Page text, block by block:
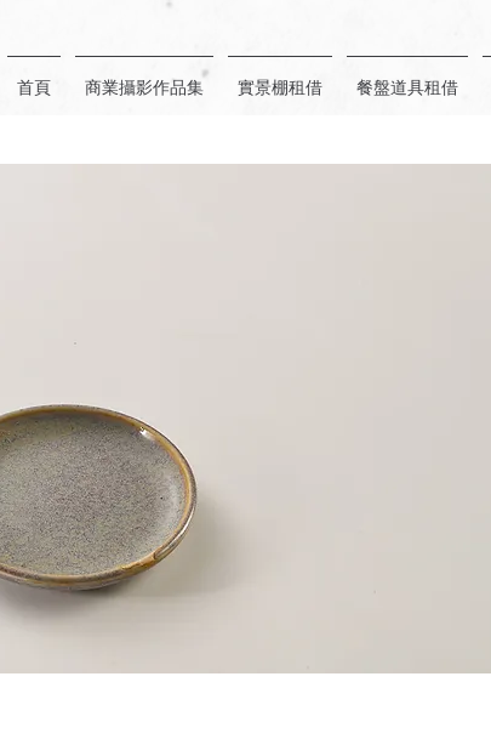
首頁 商業攝影作品集 實景棚租借 餐盤道具租借